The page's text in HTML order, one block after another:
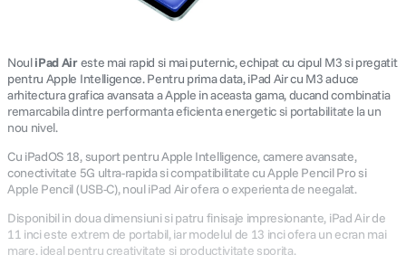
NouliPad Aireste mai rapid si mai puternic, echipat cu cipul M3 si pregatit
pentru Apple Intelligence. Pentru prima data, iPad Air cu M3 aduce
arhitectura grafica avansata a Apple in aceasta gama, ducand combinatia
remarcabila dintre performanta eficienta energetic si portabilitate la un
nou nivel.
Cu iPadOS 18, suport pentru Apple Intelligence, camere avansate,
conectivitate 5G ultra-rapida si compatibilitate cu Apple Pencil Pro si
Apple Pencil (USB-C), noul iPad Air ofera o experienta de neegalat.
Disponibil in doua dimensiuni si patru finisaje impresionante, iPad Air de
11 inci este extrem de portabil, iar modelul de 13 inci ofera un ecran mai
mare, ideal pentru creativitate si productivitate sporita.